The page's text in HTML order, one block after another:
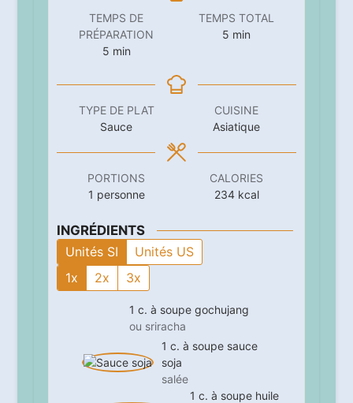
TEMPS DE
PRÉPARATION
5minutes
min
TEMPS TOTAL
5 minutes
min
TYPE DE PLAT
Sauce
CUISINE
Asiatique
PORTIONS
1 personne
CALORIES
234 kcal
INGRÉDIENTS
Unités SI
Unités US
1x
2x 3x
1 c. à soupe gochujang
ou sriracha
1 c. à soupe sauce
soja
salée
1 c. à soupe huile